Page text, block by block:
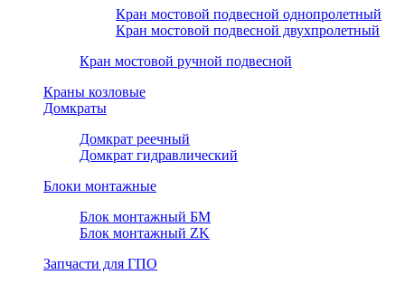
Кран мостовой подвесной однопролетный
Кран мостовой подвесной двухпролетный
Кран мостовой ручной подвесной
Краны козловые
Домкраты
Домкрат реечный
Домкрат гидравлический
Блоки монтажные
Блок монтажный БМ
Блок монтажный ZK
Запчасти для ГПО